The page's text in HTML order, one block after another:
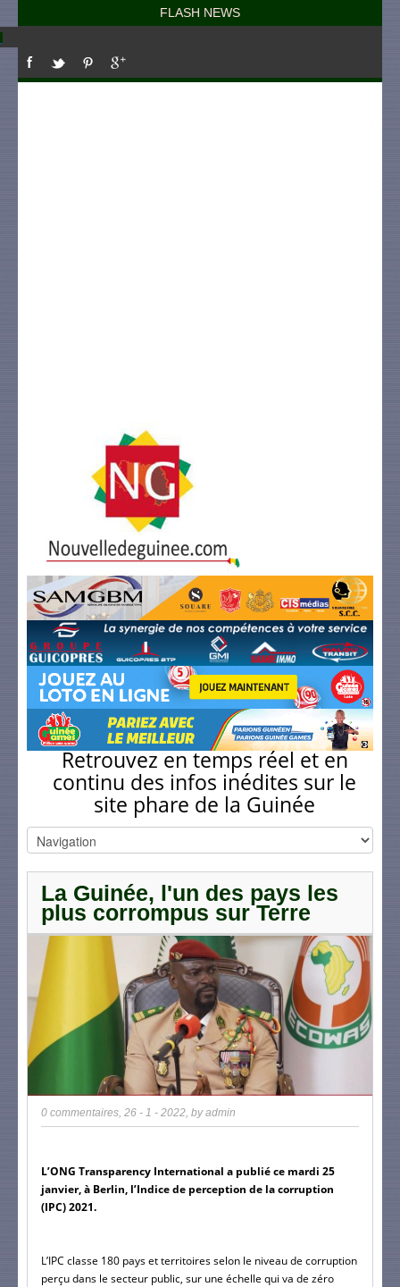
FLASH NEWS
Retrouvez en temps réel et en
continu des infos inédites sur le
site phare de la Guinée
La Guinée, l'un des pays les
plus corrompus sur Terre
0 commentaires 26 - 1 - 2022 , byadmin
L’ONG Transparency International a publié ce mardi 25
janvier, à Berlin, l’Indice de perception de la corruption
(IPC) 2021.
L’IPC classe 180 pays et territoires selon le niveau de corruption
perçu dans le secteur public, sur une échelle qui va de zéro